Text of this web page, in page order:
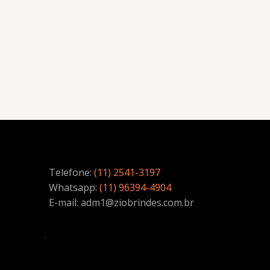
Telefone: (11) 2541-3197
Whatsapp: (11) 96394-4904
E-mail: adm1@ziobrindes.com.br
.